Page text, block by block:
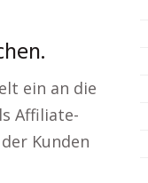
ein an die
Affiliate-
Kunden